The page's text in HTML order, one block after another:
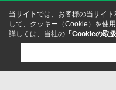
当サイトでは、お客様の当サイ
して、クッキー（Cookie）を使用
詳しくは、当社の 「Cookieの取